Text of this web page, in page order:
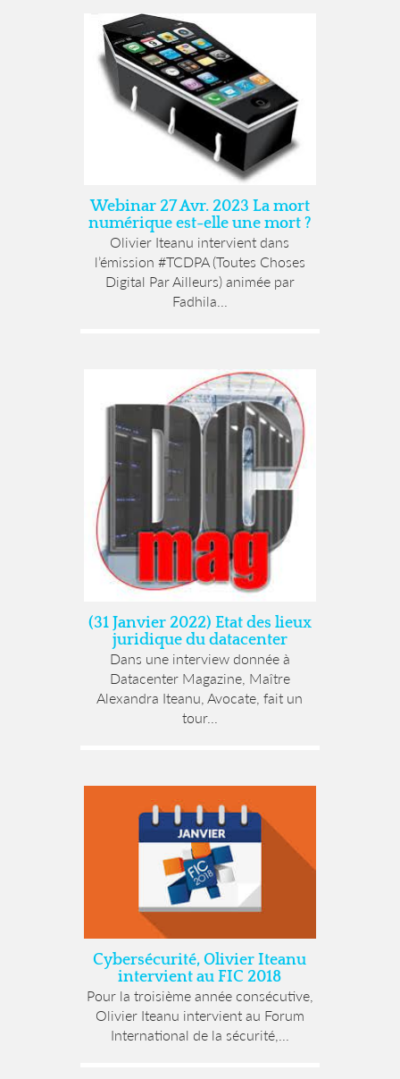
Webinar 27 Avr. 2023 La mort
numérique est-elle une mort ?
Olivier Iteanu intervient dans
l’émission #TCDPA (Toutes Choses
Digital Par Ailleurs) animée par
Fadhila...
(31 Janvier 2022) Etat des lieux
juridique du datacenter
Dans une interview donnée à
Datacenter Magazine, Maître
Alexandra Iteanu, Avocate, fait un
tour...
Cybersécurité, Olivier Iteanu
intervient au FIC 2018
Pour la troisième année consécutive,
Olivier Iteanu intervient au Forum
International de la sécurité,...